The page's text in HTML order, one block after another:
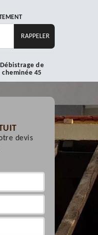
Débistrage de
cheminée 45
devis